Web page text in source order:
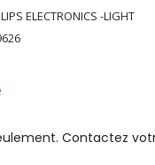
ELECTRONICS -LIGHT
Contactez